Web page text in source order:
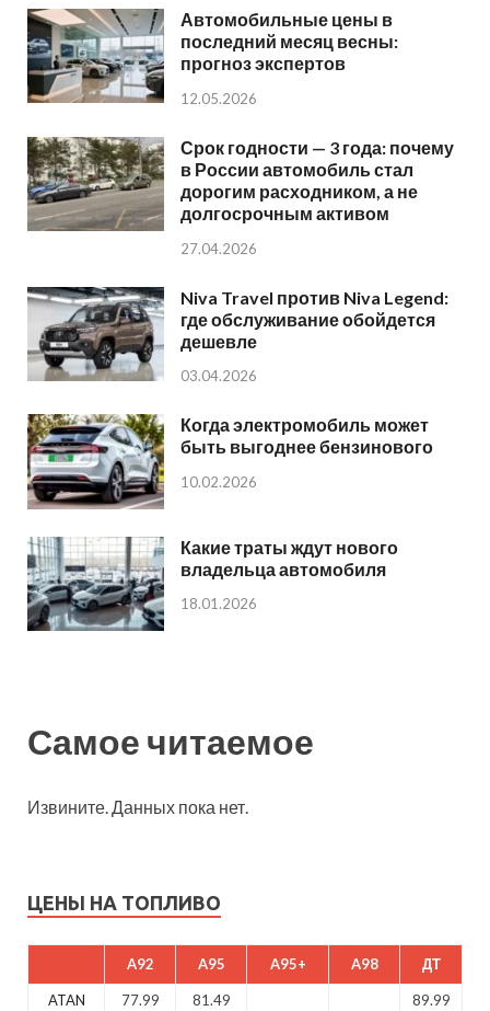
Автомобильные цены в
последний месяц весны:
прогноз экспертов
12.05.2026
Срок годности — 3 года: почему
в России автомобиль стал
дорогим расходником, а не
долгосрочным активом
27.04.2026
Niva Travel против Niva Legend:
где обслуживание обойдется
дешевле
03.04.2026
Когда электромобиль может
быть выгоднее бензинового
10.02.2026
Какие траты ждут нового
владельца автомобиля
18.01.2026
Самое читаемое
Извините. Данных пока нет.
ЦЕНЫ НА ТОПЛИВО
A92 A95 A95+ A98 ДТ
ATAN 77.99 81.49
89.99